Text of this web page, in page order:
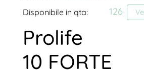
Disponibile in qta:
126
Prolife
10 FORTE